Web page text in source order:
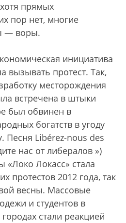
прямых
пор нет, многие
— воры.
инициатива
вызывать протест. Так,
месторождения
встречена в штыки
был обвинен в
богатств в угоду
Песня Libérez-nous des
нас от либералов »)
«Локо Локасс» стала
протестов 2012 года, так
весны. Массовые
и студентов в
стали реакцией